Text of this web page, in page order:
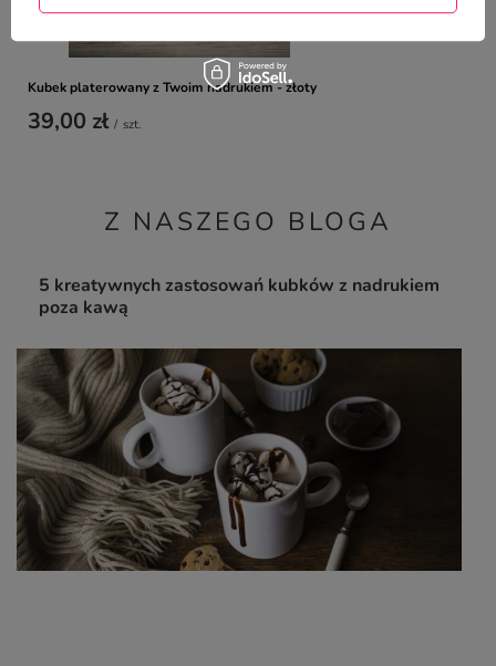
Kubek platerowany z Twoim nadrukiem - złoty
39,00 zł / szt.
Z NASZEGO BLOGA
5 kreatywnych zastosowań kubków z nadrukiem
poza kawą